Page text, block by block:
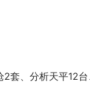
2套、分析天平12